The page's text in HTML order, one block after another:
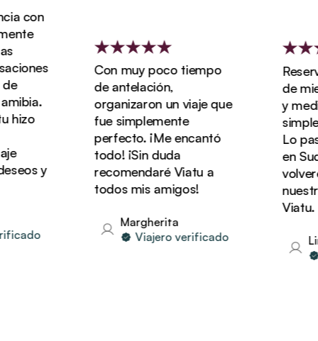
con
y
Con muy poco tiempo
de antelación,
organizaron un viaje que
fue simplemente
perfecto. ¡Me encantó
todo! ¡Sin duda
recomendaré Viatu a
todos mis amigos!
Margherita
Viajero verificado
de
y
Lo
en
Viatu.